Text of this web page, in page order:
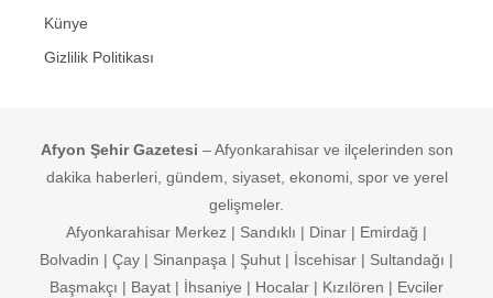
Künye
Gizlilik Politikası
Afyon Şehir Gazetesi – Afyonkarahisar ve ilçelerinden son
dakika haberleri, gündem, siyaset, ekonomi, spor ve yerel
gelişmeler.
Afyonkarahisar Merkez | Sandıklı | Dinar | Emirdağ |
Bolvadin | Çay | Sinanpaşa | Şuhut | İscehisar | Sultandağı |
Başmakçı | Bayat | İhsaniye | Hocalar | Kızılören | Evciler